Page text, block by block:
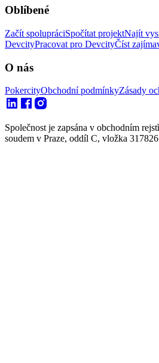
Oblíbené
Začít spolupráciSpočítat projektNajít
DevcityPracovat pro DevcityČíst
O nás
PokercityObchodní podmínkyZásady
Společnost je zapsána v obchodním
soudem v Praze, oddíl C, vložka 317826